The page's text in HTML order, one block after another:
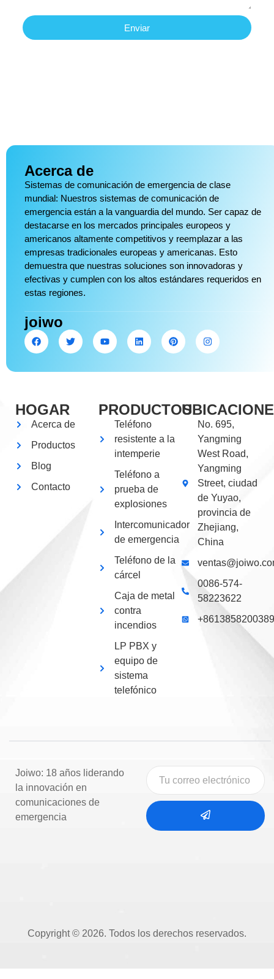
Enviar
Acerca de
Sistemas de comunicación de emergencia de clase
mundial: Nuestros sistemas de comunicación de
emergencia están a la vanguardia del mundo. Ser capaz de
destacarse en los mercados principales europeos y
americanos altamente competitivos y reemplazar a las
empresas tradicionales europeas y americanas. Esto
demuestra que nuestras soluciones son innovadoras y
efectivas y cumplen con los altos estándares requeridos en
estas regiones.
joiwo
HOGAR
Acerca de
Productos
Blog
Contacto
PRODUCTOS
Teléfono
resistente a la
intemperie
Teléfono a
prueba de
explosiones
Intercomunicador
de emergencia
Teléfono de la
cárcel
Caja de metal
contra
incendios
LP PBX y
equipo de
sistema
telefónico
No. 695,
Yangming
West Road,
Yangming
Street, ciudad
de Yuyao,
provincia de
Zhejiang,
China
0086-574-
58223622
+8613858200389
Joiwo: 18 años liderando
la innovación en
comunicaciones de
emergencia
Copyright © 2026. Todos los derechos reservados.